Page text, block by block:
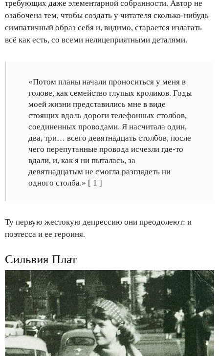
требующих даже элементарной собранности. Автор не
озабочена тем, чтобы создать у читателя сколько-нибудь
симпатичный образ себя и, видимо, старается излагать
всё как есть, со всеми нелицеприятными деталями.
«Потом планы начали проноситься у меня в
голове, как семейство глупых кроликов. Годы
моей жизни представились мне в виде
стоящих вдоль дороги телефонных столбов,
соединенных проводами. Я насчитала один,
два, три… всего девятнадцать столбов, после
чего перепутанные провода исчезли где-то
вдали, и, как я ни пыталась, за
девятнадцатым не смогла разглядеть ни
одного столба.» [ 1 ]
Ту первую жестокую депрессию они преодолеют: и
поэтесса и ее героиня.
Сильвия Плат